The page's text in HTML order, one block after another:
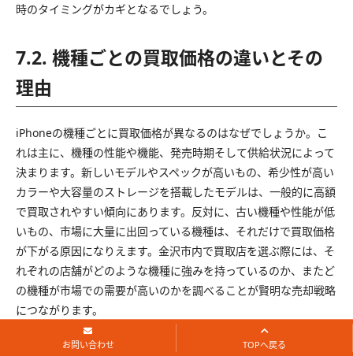
時のタイミングがカギとなるでしょう。
7.2. 機種ごとの買取価格の違いとその
理由
iPhoneの機種ごとに買取価格が異なるのはなぜでしょうか。こ
れは主に、機種の性能や機能、発売時期そして供給状況によって
決まります。新しいモデルやスペックが高いもの、希少性が高い
カラーや大容量のストレージを搭載したモデルは、一般的に高額
で買取されやすい傾向にあります。反対に、古い機種や性能が低
いもの、市場に大量に出回っている機種は、それだけで買取価格
が下がる原因になりえます。金沢市内で買取店を選ぶ際には、そ
れぞれの店舗がどのような機種に強みを持っているのか、またど
の機種が市場での需要が高いのかを調べることが賢明な売却戦略
につながります。
お問い合わせ TOPへ戻る